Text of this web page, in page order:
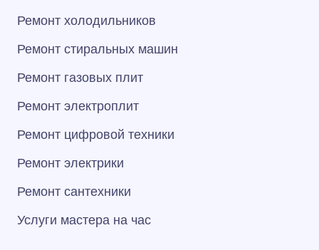
Ремонт холодильников
Ремонт стиральных машин
Ремонт газовых плит
Ремонт электроплит
Ремонт цифровой техники
Ремонт электрики
Ремонт сантехники
Услуги мастера на час